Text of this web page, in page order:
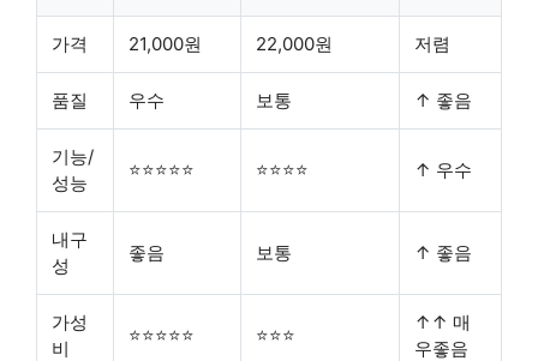
가격 21,000원 22,000원 저렴
품질 우수 보통 ↑ 좋음
기능/
성능
⭐⭐⭐⭐⭐ ⭐⭐⭐⭐ ↑ 우수
내구
성
좋음 보통 ↑ 좋음
가성
비
⭐⭐⭐⭐⭐ ⭐⭐⭐
↑↑ 매
우좋음